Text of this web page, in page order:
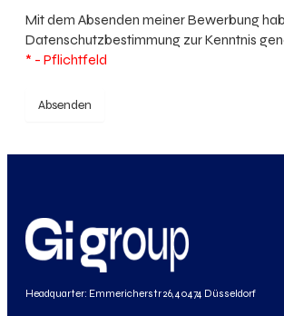
Mit dem Absenden meiner Bewerbung
Datenschutzbestimmung zur Kenntnis
* - Pflichtfeld
Absenden
Headquarter: Emmericherstr 26, 40474 Düsseldorf